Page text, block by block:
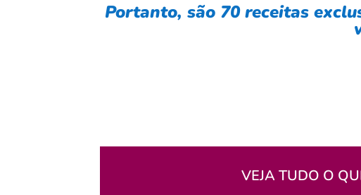
Portanto, são 70 receitas
VEJA TUDO O